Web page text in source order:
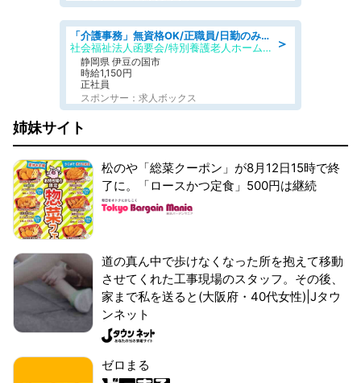
＞
「介護事務」無資格OK/正職員/日勤のみ/特別養護老人ホーム
社会福祉法人函要会/特別養護老人ホーム 韮山・ぶなの森
静岡県 伊豆の国市
時給1,150円
正社員
スポンサー：求人ボックス
姉妹サイト
松のや「総菜クーポン」が8月12日15時で終
了に。「ロースかつ定食」500円は継続
道の真ん中で歩けなくなった所を抱えて移動
させてくれた工事現場のスタッフ。その後、
家まで私を送ると(大阪府・40代女性)|Jタウ
ンネット
ゼロまる